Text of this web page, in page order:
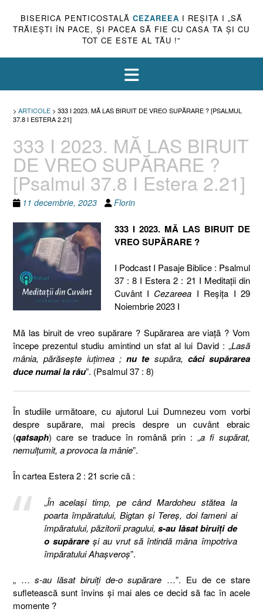
BISERICA PENTICOSTALĂ CEZAREEA I REŞIŢA I „SĂ
TRĂIEŞTI ÎN PACE, ŞI PACEA SĂ FIE CU CASA TA ŞI CU
TOT CE ESTE AL TĂU !”
> ARTICOLE > 333 I 2023. MĂ LAS BIRUIT DE VREO SUPĂRARE ? [PSALMUL
37.8 I ESTERA 2.21]
333 I 2023. MĂ LAS BIRUIT
DE VREO SUPĂRARE ?
[Psalmul 37.8 I Estera 2.21]
11 decembrie, 2023 Florin
333 I 2023. MĂ LAS BIRUIT DE
VREO SUPĂRARE ?
I Podcast I Pasaje Biblice : Psalmul
37 : 8 I Estera 2 : 21 I Meditaţii din
Cuvânt I Cezareea I Reşiţa I 29
Noiembrie 2023 I
Mă las biruit de vreo supărare ? Supărarea are viață ? Vom
începe prezentul studiu amintind un sfat al lui David : „Lasă
mânia, părăseşte iuţimea ; nu tesupăra, căci supărarea
duce numai la rău”. (Psalmul 37 : 8)
În studiile următoare, cu ajutorul Lui Dumnezeu vom vorbi
despre supărare, mai precis despre un cuvânt ebraic
(qatsaph) care se traduce în română prin : „a fi supărat,
nemulțumit, a provoca la mânie”.
În cartea Estera 2 : 21 scrie că :
„În același timp, pe când Mardoheu stătea la
poarta împăratului, Bigtan și Tereș, doi fameni ai
împăratului, păzitorii pragului, s-au lăsat biruiți de
o supărareși au vrut să întindă mâna împotriva
împăratului Ahașveroș”.
„ …s-au lăsat biruiți de-o supărare …”. Eu de ce stare
sufletească sunt învins și mai ales ce decid să fac în acele
momente ?